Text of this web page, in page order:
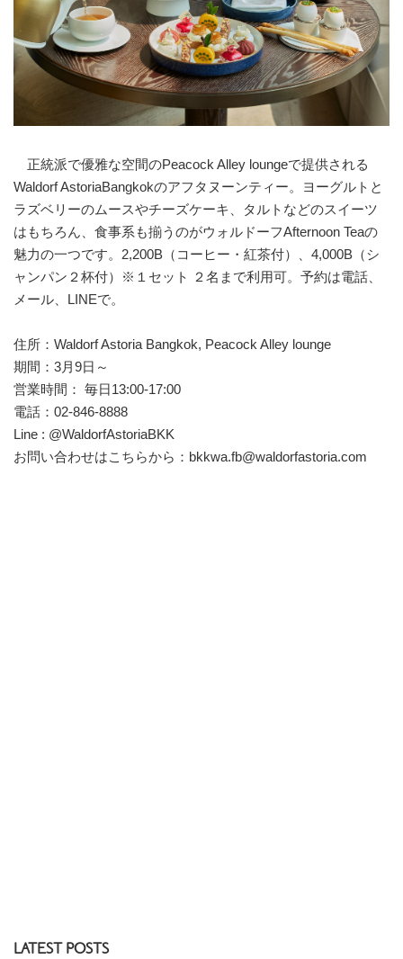
正統派で優雅な空間のPeacock Alley loungeで提供される
Waldorf AstoriaBangkokのアフタヌーンティー。ヨーグルトと
ラズベリーのムースやチーズケーキ、タルトなどのスイーツ
はもちろん、食事系も揃うのがウォルドーフAfternoon Teaの
魅力の一つです。2,200B（コーヒー・紅茶付）、4,000B（シ
ャンパン２杯付）※１セット ２名まで利用可。予約は電話、
メール、LINEで。
住所：Waldorf Astoria Bangkok, Peacock Alley lounge
期間：3月9日～
営業時間： 毎日13:00-17:00
電話：02-846-8888
Line : @WaldorfAstoriaBKK
お問い合わせはこちらから：bkkwa.fb@waldorfastoria.com
LATEST POSTS